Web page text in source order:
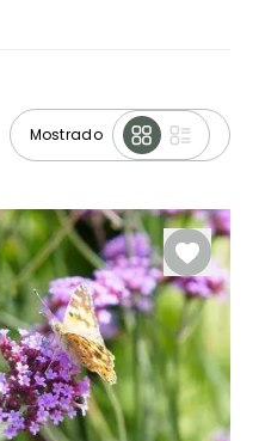
Mostrado